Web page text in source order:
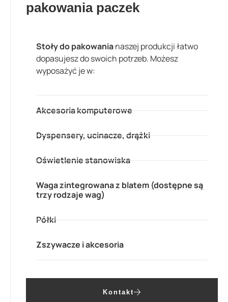
pakowania paczek
Stoły do pakowanianaszej produkcji łatwo
dopasujesz do swoich potrzeb. Możesz
wyposażyć je w:
Akcesoria komputerowe
Dyspensery, ucinacze, drążki
Oświetlenie stanowiska
Waga zintegrowana z blatem (dostępne są
trzy rodzaje wag)
Półki
Zszywacze i akcesoria
Kontakt